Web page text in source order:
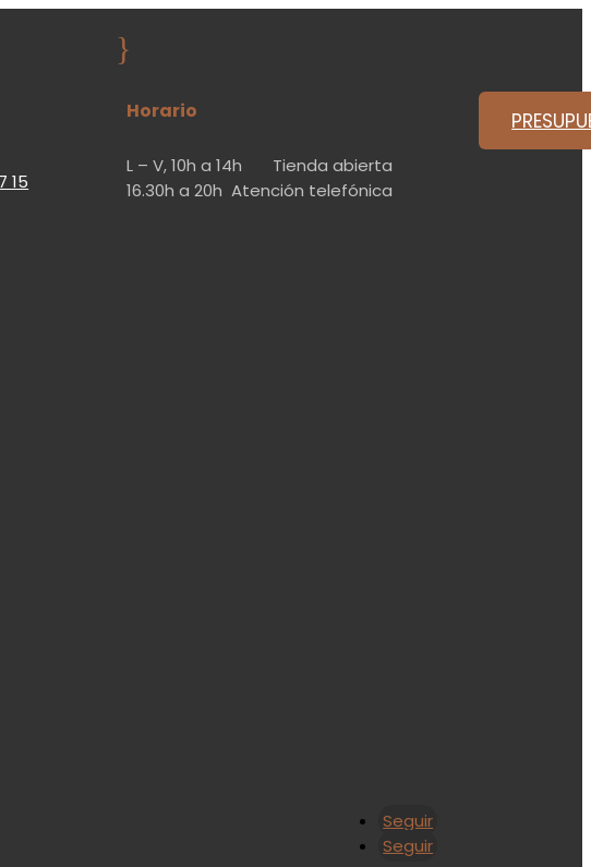
15
}
Horario
L – V,10h a 14h Tienda abierta
16.30h a 20h Atención telefónica
Seguir
Seguir